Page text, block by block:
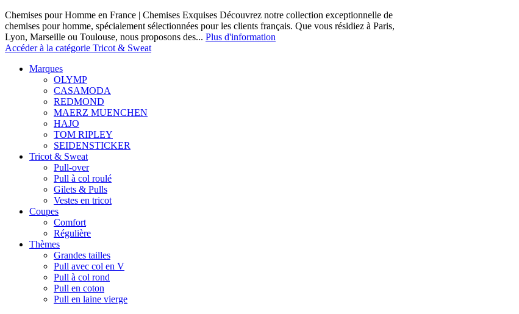
Chemises pour Homme en France | Chemises Exquises Découvrez notre collection exceptionnelle de
chemises pour homme, spécialement sélectionnées pour les clients français. Que vous résidiez à Paris,
Lyon, Marseille ou Toulouse, nous proposons des... Plus d'information
Accéder à la catégorie Tricot & Sweat
Marques
OLYMP
CASAMODA
REDMOND
MAERZ MUENCHEN
HAJO
TOM RIPLEY
SEIDENSTICKER
Tricot & Sweat
Pull-over
Pull à col roulé
Gilets & Pulls
Vestes en tricot
Coupes
Comfort
Régulière
Thèmes
Grandes tailles
Pull avec col en V
Pull à col rond
Pull en coton
Pull en laine vierge